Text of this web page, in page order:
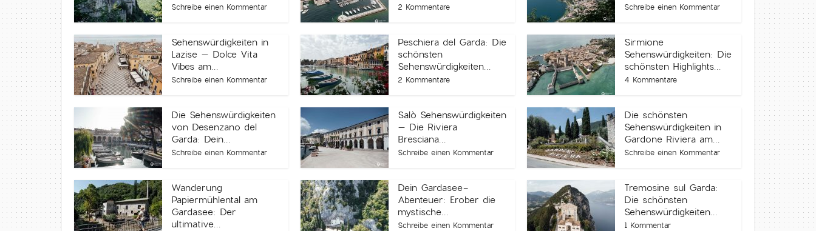
Schreibe einen Kommentar 2 Kommentare Schreibe einen Kommentar
Sehenswürdigkeiten in
Lazise – Dolce Vita
Vibes am...
Schreibe einen Kommentar
Peschiera del Garda: Die
schönsten
Sehenswürdigkeiten...
2 Kommentare
Sirmione
Sehenswürdigkeiten: Die
schönsten Highlights...
4 Kommentare
Die Sehenswürdigkeiten
von Desenzano del
Garda: Dein...
Schreibe einen Kommentar
Salò Sehenswürdigkeiten
– Die Riviera
Bresciana...
Schreibe einen Kommentar
Die schönsten
Sehenswürdigkeiten in
Gardone Riviera am...
Schreibe einen Kommentar
Wanderung
Papiermühlental am
Gardasee: Der
ultimative...
Dein Gardasee-
Abenteuer: Erober die
mystische...
Schreibe einen Kommentar
Tremosine sul Garda:
Die schönsten
Sehenswürdigkeiten...
1 Kommentar